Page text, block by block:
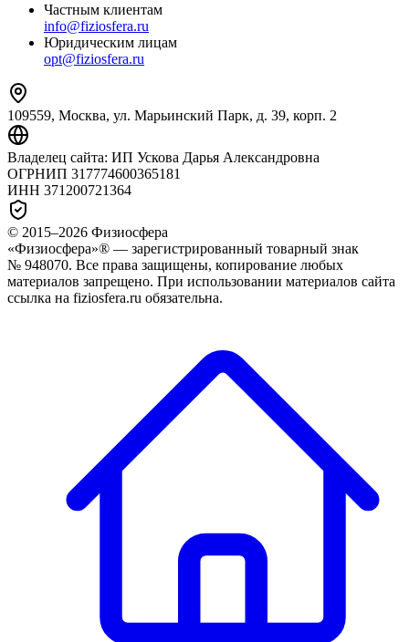
Частным клиентам
info@fiziosfera.ru
Юридическим лицам
opt@fiziosfera.ru
109559, Москва, ул. Марьинский Парк, д. 39, корп. 2
Владелец сайта: ИП Ускова Дарья Александровна
ОГРНИП 317774600365181
ИНН 371200721364
© 2015–2026 Физиосфера
«Физиосфера»® — зарегистрированный товарный знак
№ 948070. Все права защищены, копирование любых
материалов запрещено. При использовании материалов сайта
ссылка на fiziosfera.ru обязательна.